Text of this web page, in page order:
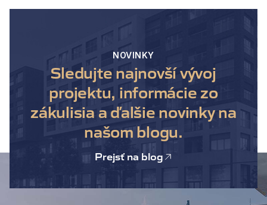
NOVINKY
Sledujte najnovší vývoj
projektu, informácie zo
zákulisia a ďalšie novinky na
našom blogu.
Prejsť na blog